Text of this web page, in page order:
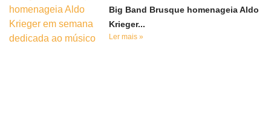
Big Band Brusque homenageia Aldo
Krieger...
Ler mais »